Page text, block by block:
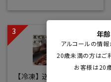
年
アルコールの情報
20歳未満の方はご
お客様は20
【冷凍】 送料無料 鹿児